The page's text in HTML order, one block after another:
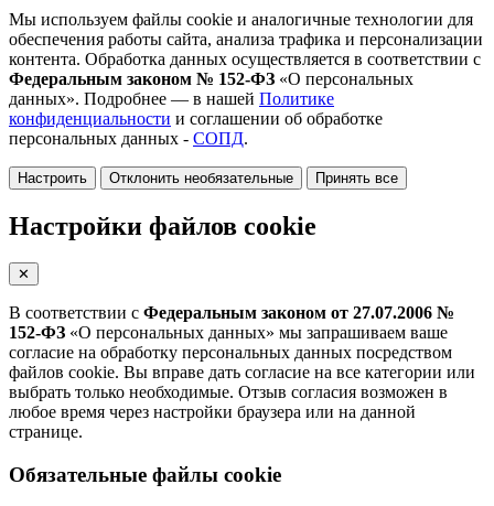
Мы используем файлы cookie и аналогичные технологии для
обеспечения работы сайта, анализа трафика и персонализации
контента. Обработка данных осуществляется в соответствии с
Федеральным законом № 152-ФЗ «О персональных
данных». Подробнее — в нашей Политике
конфиденциальности и соглашении об обработке
персональных данных - СОПД.
Настроить Отклонить необязательные Принять все
Настройки файлов cookie
✕
В соответствии с Федеральным законом от 27.07.2006 №
152-ФЗ «О персональных данных» мы запрашиваем ваше
согласие на обработку персональных данных посредством
файлов cookie. Вы вправе дать согласие на все категории или
выбрать только необходимые. Отзыв согласия возможен в
любое время через настройки браузера или на данной
странице.
Обязательные файлы cookie